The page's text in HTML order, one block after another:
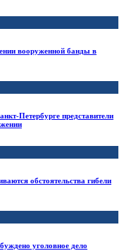
вооруженной банды в
Петербурге представители
обстоятельства гибели
уголовное дело